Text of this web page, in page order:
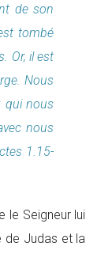
de son
tombé
Or, il est
Nous
qui nous
nous
1.15-
le Seigneur lui
de Judas et la